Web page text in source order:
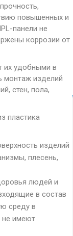
повышенных и
панели не
коррозии от
их удобными в
монтаж изделий
стен, пола,
пластика
изделий
плесень,
людей и
в состав
среду в
не имеют